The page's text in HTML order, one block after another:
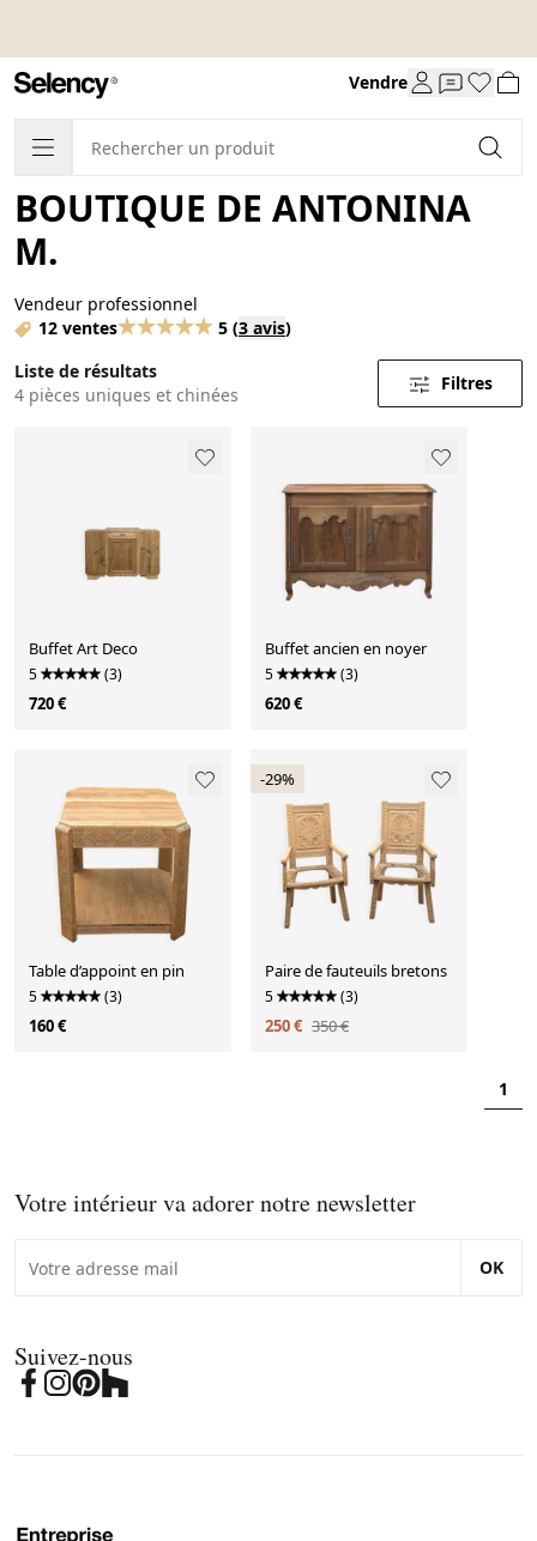
Vendre
BOUTIQUE DE ANTONINA
M.
Vendeur professionnel
12 ventes
5 (3 avis)
Liste de résultats
4 pièces uniques et chinées
Filtres
Buffet Art Deco
5 (3)
720 €
Buffet ancien en noyer
5 (3)
620 €
Table d’appoint en pin
5 (3)
160 €
-29%
Paire de fauteuils bretons
5 (3)
250 € 350 €
1
Votre intérieur va adorer notre newsletter
OK
Suivez-nous